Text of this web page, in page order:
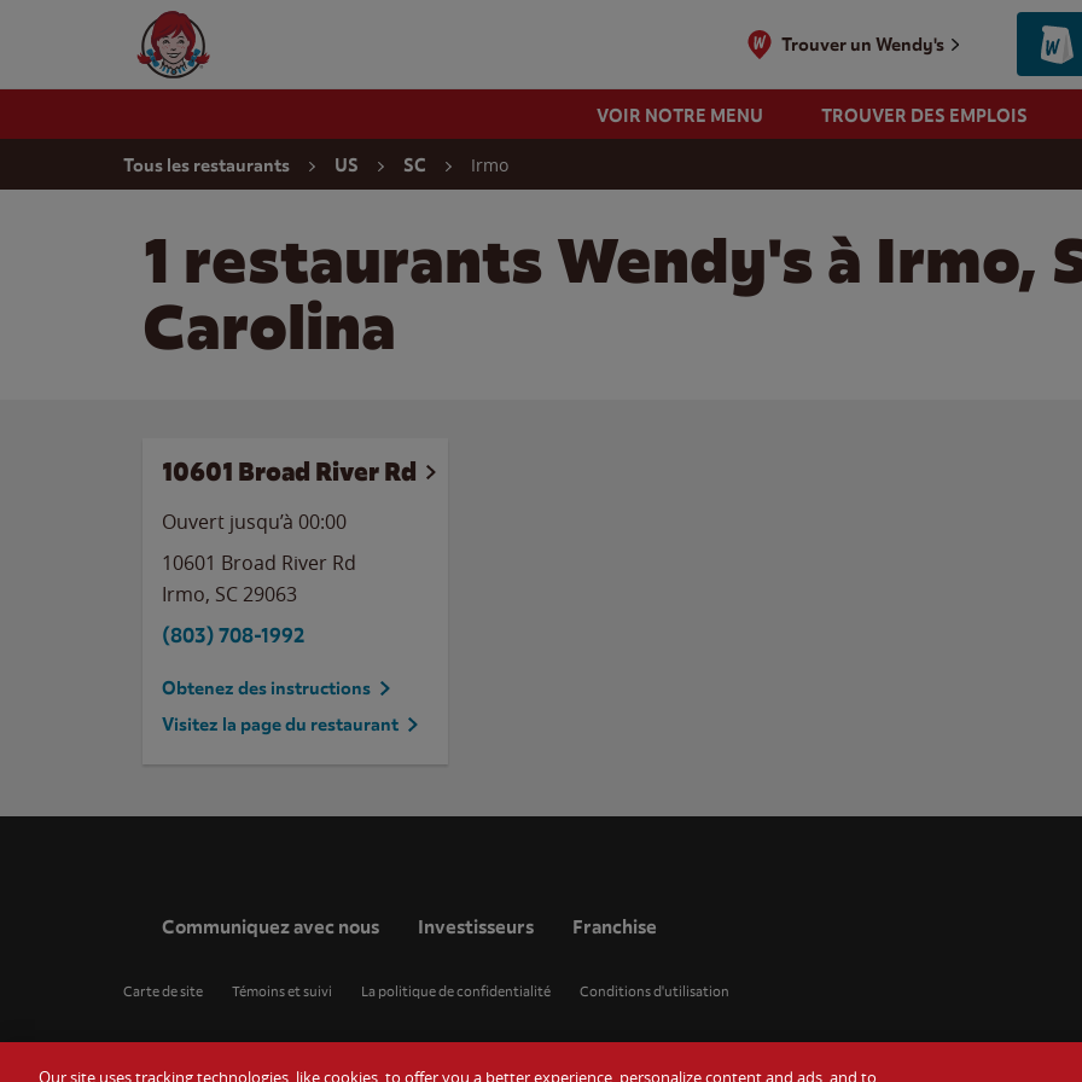
Wendy's Website Home
Trouver un Wendy's
VOIR NOTRE MENU TROUVER DES EMPLOIS
Return to NavTous les restaurants US SC Irmo
1 restaurants Wendy's à Irmo,
Carolina
10601 Broad River Rd
Ouvert jusqu’à 00:00
10601 Broad River Rd
Irmo, SC29063
(803) 708-1992
Obtenez des instructions
Visitez la page du restaurant
Communiquez avec nous Investisseurs Franchise
Carte de site Témoins et suivi La politique de confidentialité Conditions d'utilisation
Our site uses tracking technologies, like cookies, to offer you a better experience, personalize content and ads, and to